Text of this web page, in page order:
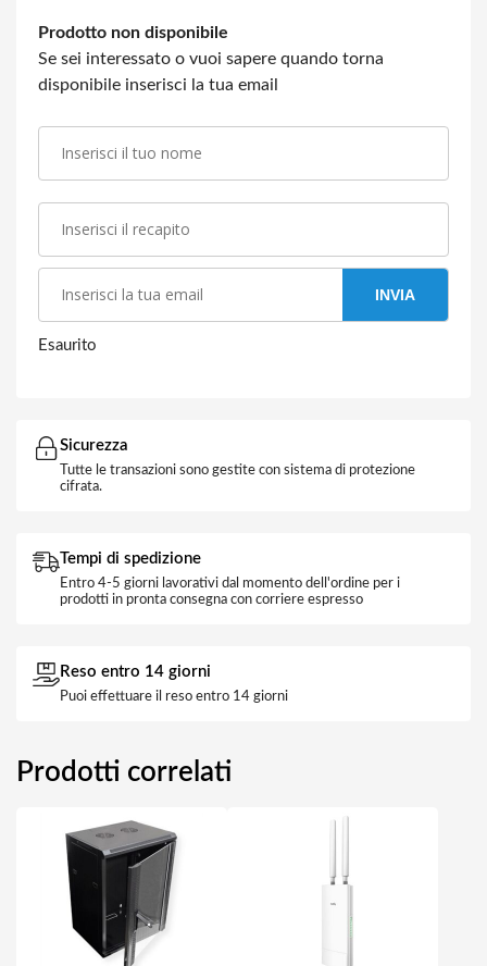
Prodotto non disponibile
Se sei interessato o vuoi sapere quando torna
disponibile inserisci la tua email
INVIA
Esaurito
Sicurezza
Tutte le transazioni sono gestite con sistema di protezione
cifrata.
Tempi di spedizione
Entro 4-5 giorni lavorativi dal momento dell'ordine per i
prodotti in pronta consegna con corriere espresso
Reso entro 14 giorni
Puoi effettuare il reso entro 14 giorni
Prodotti correlati